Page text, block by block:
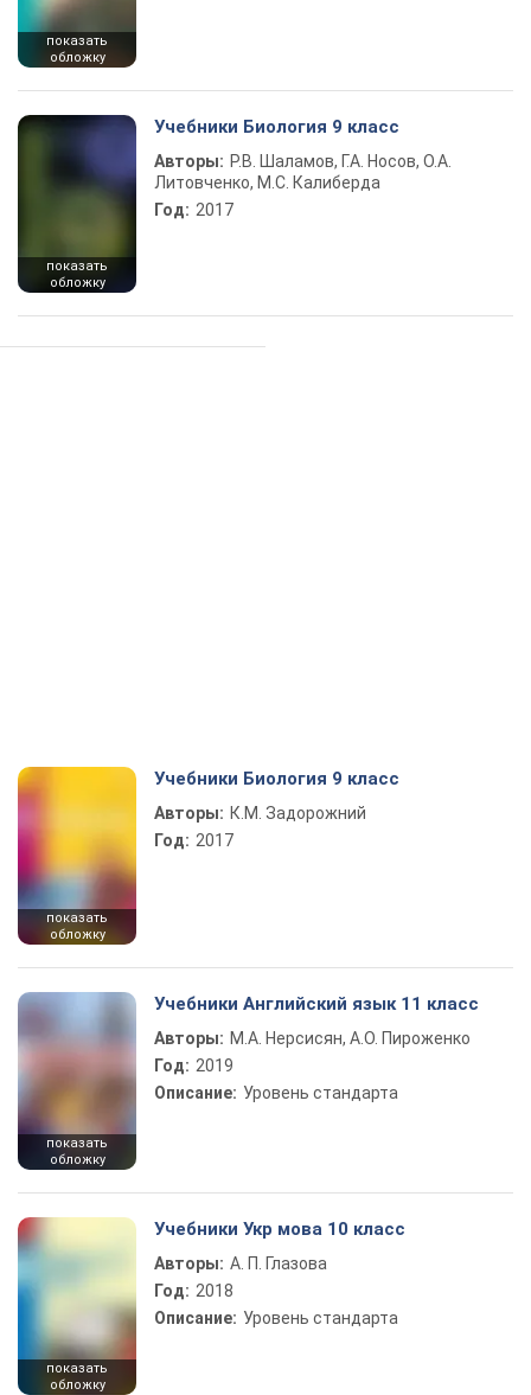
показать
обложку
показать
обложку
Учебники Биология 9 класс
Авторы: Р.В. Шаламов, Г.А. Носов, О.А.
Литовченко, М.С. Калиберда
Год: 2017
показать
обложку
Учебники Биология 9 класс
Авторы: К.М. Задорожний
Год: 2017
показать
обложку
Учебники Английский язык 11 класс
Авторы: М.А. Нерсисян, А.О. Пироженко
Год: 2019
Описание: Уровень стандарта
показать
обложку
Учебники Укр мова 10 класс
Авторы: А. П. Глазова
Год: 2018
Описание: Уровень стандарта